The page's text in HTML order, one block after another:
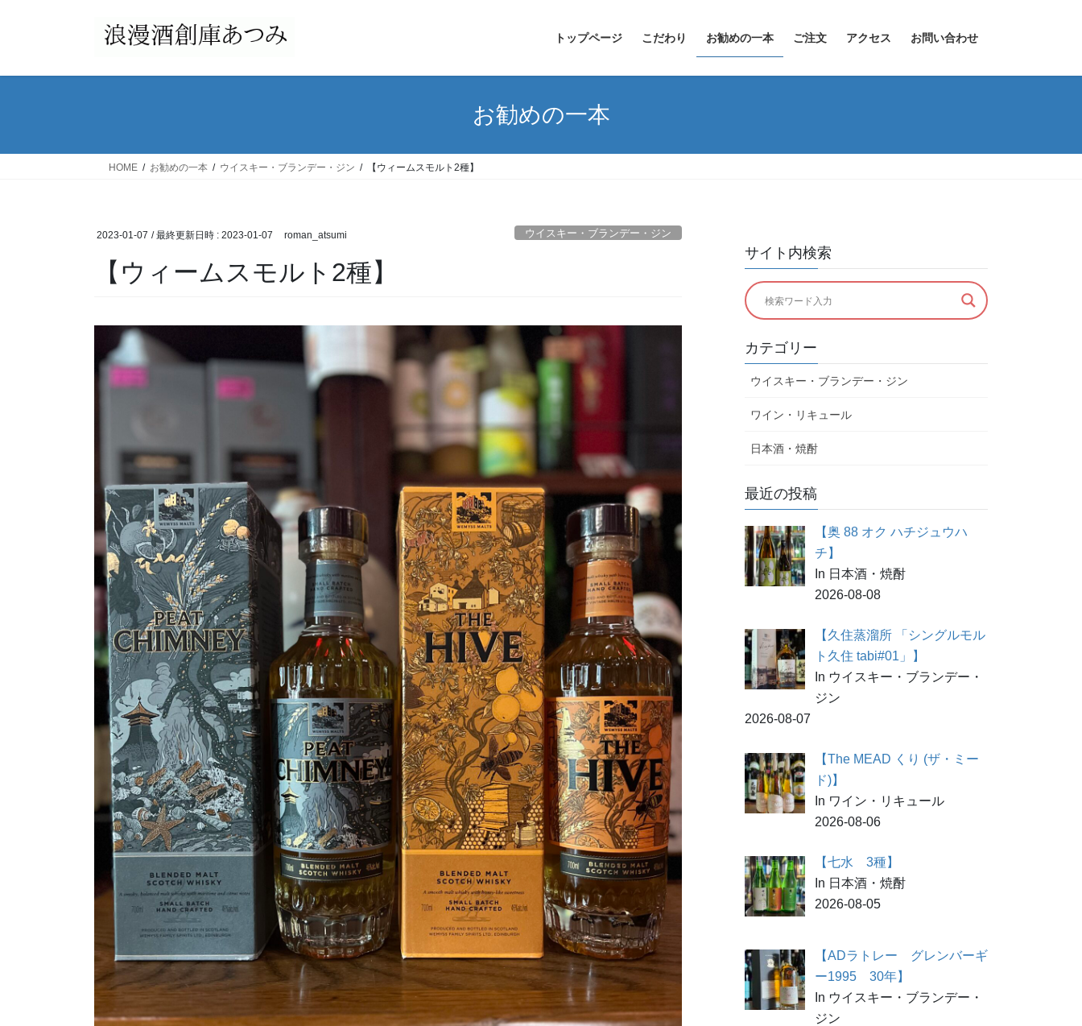
トップページ こだわり お勧めの一本 ご注文 アクセス お問い合わせ
お勧めの一本
HOME お勧めの一本 ウイスキー・ブランデー・ジン 【ウィームスモルト2種】
2023-01-07 / 最終更新日時 : 2023-01-07 roman_atsumi ウイスキー・ブランデー・ジン
【ウィームスモルト2種】
サイト内検索
カテゴリー
ウイスキー・ブランデー・ジン
ワイン・リキュール
日本酒・焼酎
最近の投稿
【奥 88 オク ハチジュウハ
チ】
In 日本酒・焼酎
2026-08-08
【久住蒸溜所 「シングルモル
ト久住 tabi#01」】
In ウイスキー・ブランデー・
ジン
2026-08-07
【The MEAD くり (ザ・ミー
ド)】
In ワイン・リキュール
2026-08-06
【七水 3種】
In 日本酒・焼酎
2026-08-05
【ADラトレー グレンバーギ
ー1995 30年】
In ウイスキー・ブランデー・
ジン